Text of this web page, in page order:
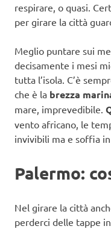
respirare, o quasi.
per girare la città
Meglio puntare sui
decisamente i mesi
tutta l’isola. C’è
che è la brezza
mare, imprevedibile.
vento africano, le
invivibili ma e soffia
Palermo:
Nel girare la città
perderci delle tappe